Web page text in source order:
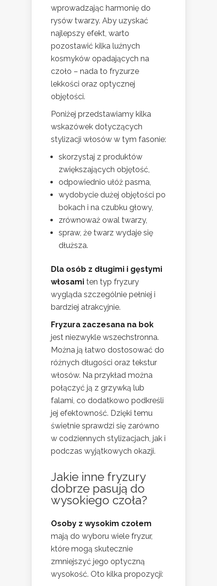
wprowadzając harmonię do
rysów twarzy. Aby uzyskać
najlepszy efekt, warto
pozostawić kilka luźnych
kosmyków opadających na
czoło – nada to fryzurze
lekkości oraz optycznej
objętości.
Poniżej przedstawiamy kilka
wskazówek dotyczących
stylizacji włosów w tym fasonie:
skorzystaj z produktów
zwiększających objętość,
odpowiednio ułóż pasma,
wydobycie dużej objętości po
bokach i na czubku głowy,
zrównoważ owal twarzy,
spraw, że twarz wydaje się
dłuższa.
Dla osób z długimi i gęstymi
włosami ten typ fryzury
wygląda szczególnie pełniej i
bardziej atrakcyjnie.
Fryzura zaczesana na bok
jest niezwykle wszechstronna.
Można ją łatwo dostosować do
różnych długości oraz tekstur
włosów. Na przykład można
połączyć ją z grzywką lub
falami, co dodatkowo podkreśli
jej efektowność. Dzięki temu
świetnie sprawdzi się zarówno
w codziennych stylizacjach, jak i
podczas wyjątkowych okazji.
Jakie inne fryzury
dobrze pasują do
wysokiego czoła?
Osoby z wysokim czołem
mają do wyboru wiele fryzur,
które mogą skutecznie
zmniejszyć jego optyczną
wysokość. Oto kilka propozycji: